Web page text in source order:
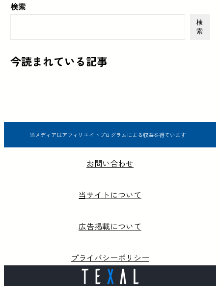
検索
検
索
今読まれている記事
当メディアはアフィリエイトプログラムによる収益を得ています
お問い合わせ
当サイトについて
広告掲載について
プライバシーポリシー